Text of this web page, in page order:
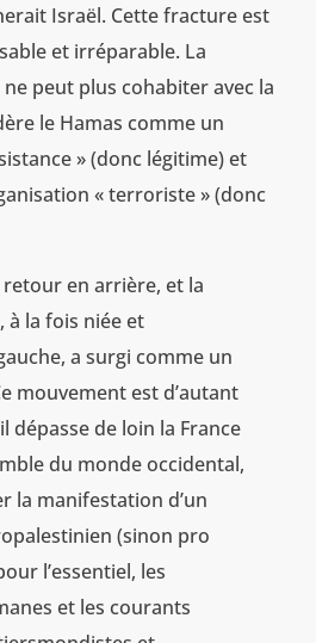
Israël. Cette fracture est
et irréparable. La
peut plus cohabiter avec la
le Hamas comme un
» (donc légitime) et
« terroriste » (donc
en arrière, et la
la fois niée et
a surgi comme un
mouvement est d’autant
dépasse de loin la France
du monde occidental,
la manifestation d’un
(sinon pro
l’essentiel, les
et les courants